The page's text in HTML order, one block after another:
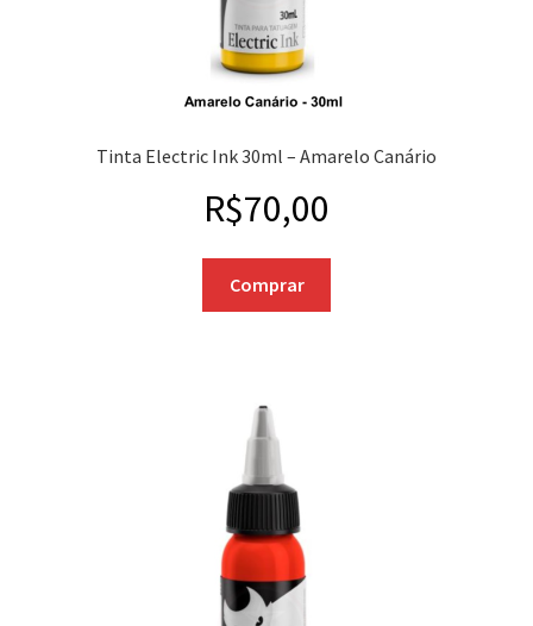
Tinta Electric Ink 30ml – Amarelo Canário
R$70,00
Comprar